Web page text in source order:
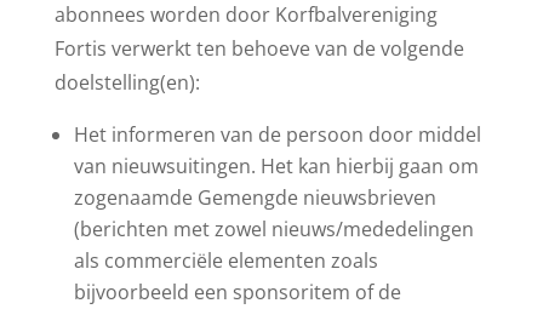
abonnees worden door Korfbalvereniging
Fortis verwerkt ten behoeve van de volgende
doelstelling(en):
Het informeren van de persoon door middel
van nieuwsuitingen. Het kan hierbij gaan om
zogenaamde Gemengde nieuwsbrieven
(berichten met zowel nieuws/mededelingen
als commerciële elementen zoals
bijvoorbeeld een sponsoritem of de